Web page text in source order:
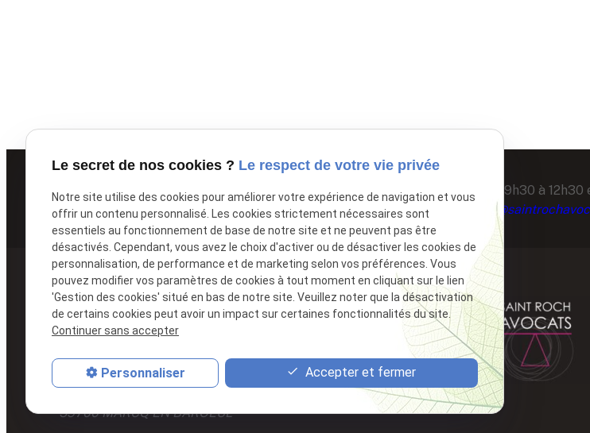
Secrétariat ouvert de 09h30 à 12h30
Site principal
MARCQ-EN-BARŒUL
03.20.04.54.04
59700 MARCQ EN BAROEUL
Le secret de nos cookies ? Le respect de votre vie privée
Notre site utilise des cookies pour améliorer votre expérience de navigation et vous
offrir un contenu personnalisé. Les cookies strictement nécessaires sont
essentiels au fonctionnement de base de notre site et ne peuvent pas être
désactivés. Cependant, vous avez le choix d'activer ou de désactiver les cookies de
personnalisation, de performance et de marketing selon vos préférences. Vous
pouvez modifier vos paramètres de cookies à tout moment en cliquant sur le lien
'Gestion des cookies' situé en bas de notre site. Veuillez noter que la désactivation
de certains cookies peut avoir un impact sur certaines fonctionnalités du site.
Continuer sans accepter
Personnaliser Accepter et fermer